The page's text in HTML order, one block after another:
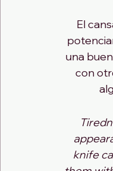
El
una
con
knife